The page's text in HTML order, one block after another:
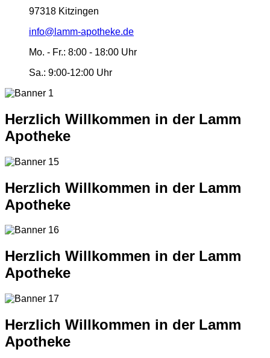
97318 Kitzingen
info@lamm-apotheke.de
Mo. - Fr.: 8:00 - 18:00 Uhr
Sa.: 9:00-12:00 Uhr
Herzlich Willkommen in der Lamm
Apotheke
Herzlich Willkommen in der Lamm
Apotheke
Herzlich Willkommen in der Lamm
Apotheke
Herzlich Willkommen in der Lamm
Apotheke